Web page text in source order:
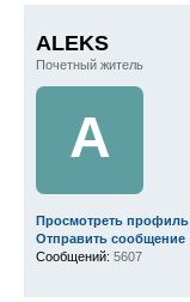
ALEKS
Почетный житель
A
Просмотреть профиль
Отправить сообщение
Сообщений: 5607